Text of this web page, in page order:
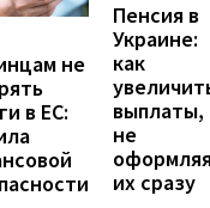
не
в ЕС:
Пенсия в
Украине:
как
выплаты,
не
их сразу